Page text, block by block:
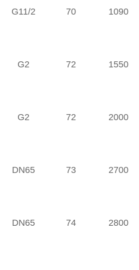
G11/2 70 1090
G2 72 1550
G2 72 2000
DN65 73 2700
DN65 74 2800